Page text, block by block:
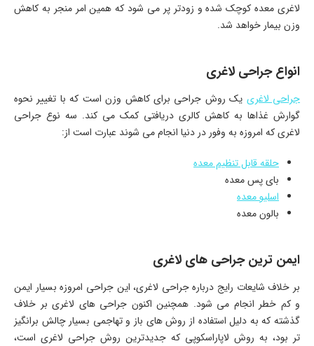
لاغری معده کوچک شده و زودتر پر می شود که همین امر منجر به کاهش
وزن بیمار خواهد شد.
انواع جراحی لاغری
جراحی لاغری یک روش جراحی برای کاهش وزن است که با تغییر نحوه
گوارش غذاها به کاهش کالری دریافتی کمک می کند. سه نوع جراحی
لاغری که امروزه به وفور در دنیا انجام می شوند عبارت است از:
حلقه قابل تنظیم معده
بای پس معده
اسلیو معده
بالون معده
ایمن ترین جراحی های لاغری
بر خلاف شایعات رایج درباره جراحی لاغری، این جراحی امروزه بسیار ایمن
و کم خطر انجام می شود. همچنین اکنون جراحی های لاغری بر خلاف
گذشته که به دلیل استفاده از روش های باز و تهاجمی بسیار چالش برانگیز
تر بود، به روش لاپاراسکوپی که جدیدترین روش جراحی لاغری است،